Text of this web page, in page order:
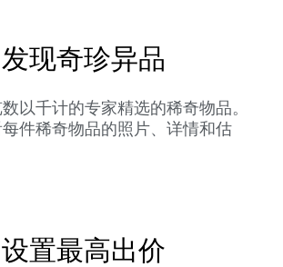
发现奇珍异品
以千计的专家精选的稀奇物品。
件稀奇物品的照片、详情和估
设置最高出价